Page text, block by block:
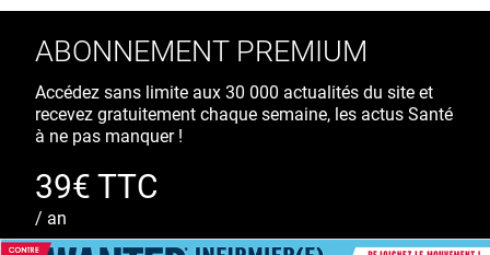
ABONNEMENT PREMIUM
Accédez sans limite aux 30 000 actualités du site et
recevez gratuitement chaque semaine, les actus Santé
à ne pas manquer !
39€ TTC
/ an